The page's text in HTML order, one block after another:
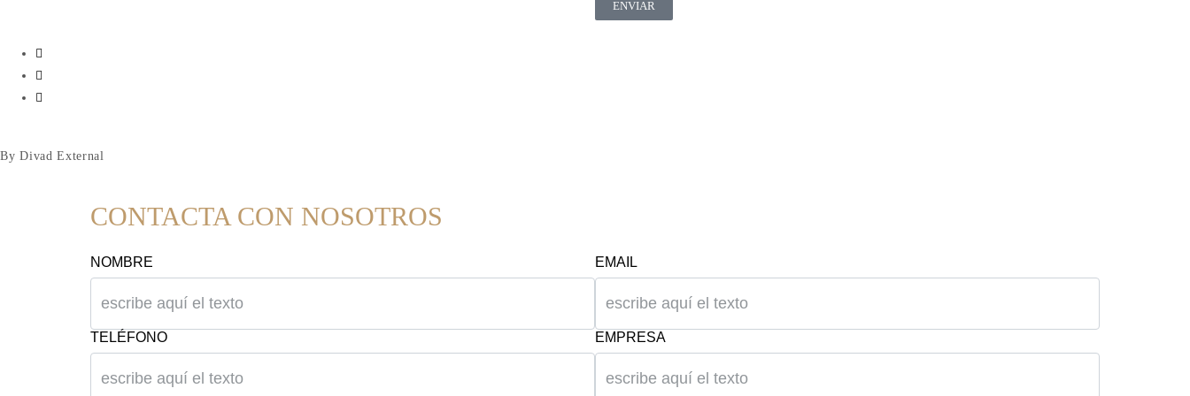
ENVIAR
By Divad External
CONTACTA CON NOSOTROS
NOMBRE EMAIL
TELÉFONO EMPRESA